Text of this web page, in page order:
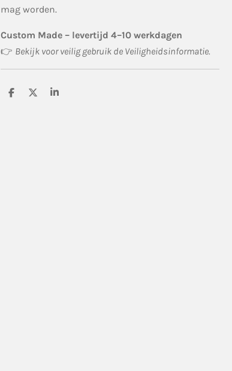
mag worden.
Custom Made – levertijd 4–10 werkdagen
👉 Bekijk voor veilig gebruik de Veiligheidsinformatie.
D
D
S